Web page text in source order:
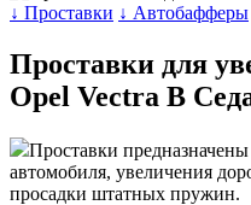
↓ Проставки ↓ Автобафферы
Проставки для
Opel Vectra B
Проставки
автомобиля, увеличения
просадки штатных пружин.